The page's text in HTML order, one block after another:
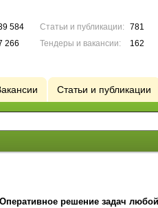
584
266
Статьи и публикации:
781
Тендеры и вакансии:
162
Статьи и публикации
решение задач